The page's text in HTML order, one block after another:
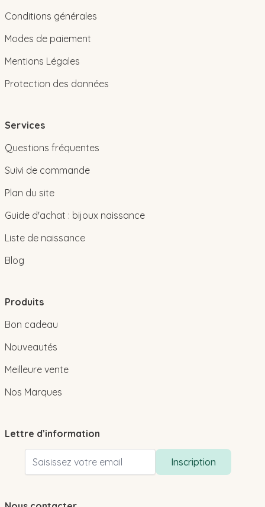
Conditions générales
Modes de paiement
Mentions Légales
Protection des données
Services
Questions fréquentes
Suivi de commande
Plan du site
Guide d'achat : bijoux naissance
Liste de naissance
Blog
Produits
Bon cadeau
Nouveautés
Meilleure vente
Nos Marques
Lettre d’information
Adresse email
Inscription